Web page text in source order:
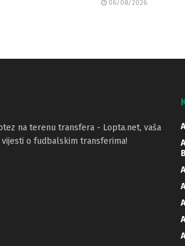
06/08/2026
na terenu transfera - Lopta.net, vaša
vijesti o fudbalskim transferima!